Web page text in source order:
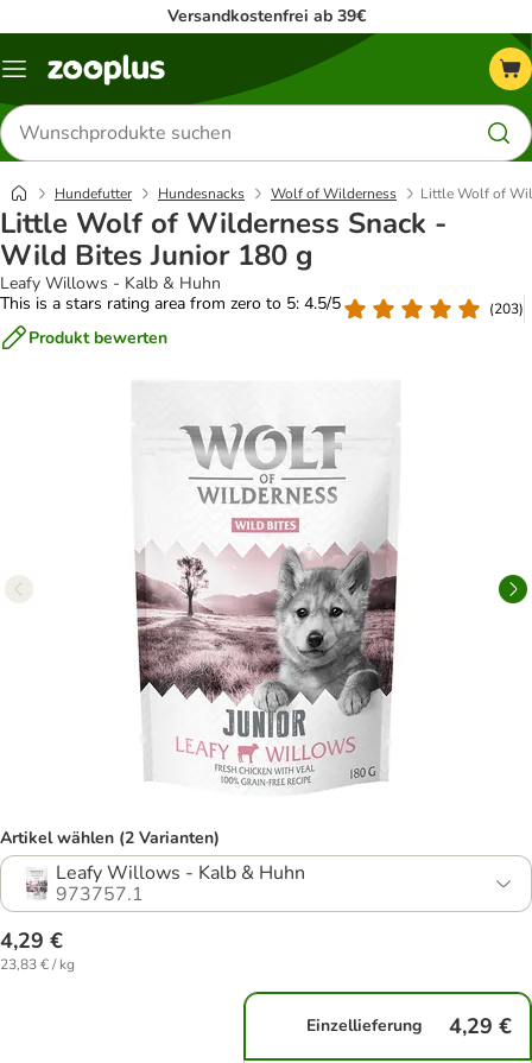
Versandkostenfrei ab 39€
Menü
Produkte
suchen
Hundefutter Hundesnacks Wolf of Wilderness Little Wolf of
Little Wolf of Wilderness Snack -
Wild Bites Junior 180 g
Leafy Willows - Kalb & Huhn
This is a stars rating area from zero to 5: 4.5/5
(203)
Produkt bewerten
Artikel wählen (2 Varianten)
Leafy Willows - Kalb & Huhn
973757.1
4,29 €
23,83 € / kg
Einzellieferung 4,29 €